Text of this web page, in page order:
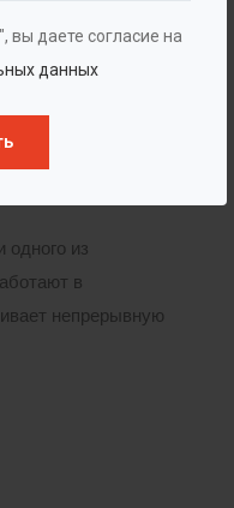
вы даете согласие на
данных
обратный
тем самым
состояние и
При промывке
из
в
непрерывную